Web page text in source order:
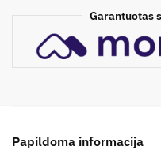
Garantuotas
Papildoma informacija